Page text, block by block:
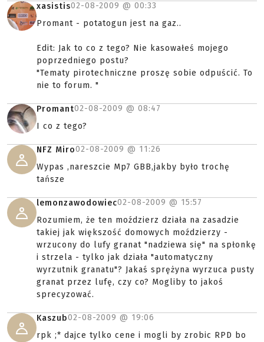
xasistis02-08-2009 @ 00:33
Promant - potatogun jest na gaz..
Edit: Jak to co z tego? Nie kasowałeś mojego
poprzedniego postu?
"Tematy pirotechniczne proszę sobie odpuścić. To
nie to forum. "
Promant02-08-2009 @ 08:47
I co z tego?
NFZ Miro02-08-2009 @ 11:26
Wypas ,nareszcie Mp7 GBB,jakby było trochę
tańsze
lemonzawodowiec02-08-2009 @ 15:57
Rozumiem, że ten moździerz działa na zasadzie
takiej jak większość domowych moździerzy -
wrzucony do lufy granat "nadziewa się" na spłonkę
i strzela - tylko jak działa "automatyczny
wyrzutnik granatu"? Jakaś sprężyna wyrzuca pusty
granat przez lufę, czy co? Mogliby to jakoś
sprecyzować.
Kaszub02-08-2009 @ 19:06
rpk ;* dajce tylko cene i mogli by zrobic RPD bo